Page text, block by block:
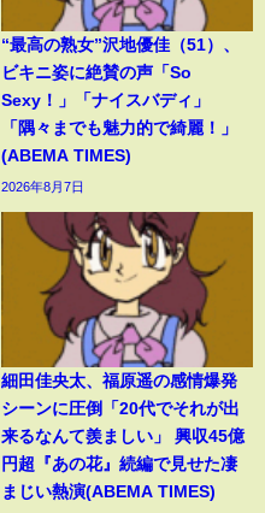
“最高の熟女”沢地優佳（51）、
ビキニ姿に絶賛の声「So
Sexy！」「ナイスバディ」
「隅々までも魅力的で綺麗！」
(ABEMA TIMES)
2026年8月7日
細田佳央太、福原遥の感情爆発
シーンに圧倒「20代でそれが出
来るなんて羨ましい」 興収45億
円超『あの花』続編で見せた凄
まじい熱演(ABEMA TIMES)